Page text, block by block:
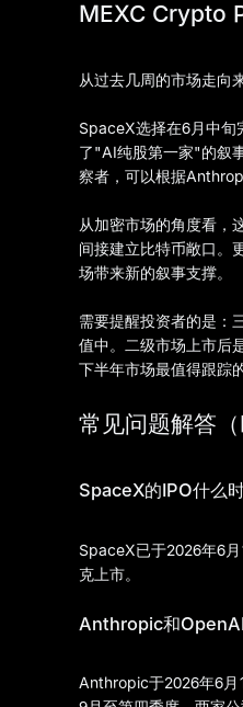
MEXC Crypto
从过去几周的市场走向
SpaceX选择在6月中旬
了"AI纯股第一家"的叙
察者，可以根据
从加密市场的角度看，
间接建立比特币敞口。
场带来新的叙事支撑。
需要提醒投资者的是：
值中。二级市场上市后
下半年市场最值得跟踪
常见问题解答（
SpaceX的IPO什么
SpaceX已于2026年6
克上市。
Anthropic和OpenAI
Anthropic于2026年6月